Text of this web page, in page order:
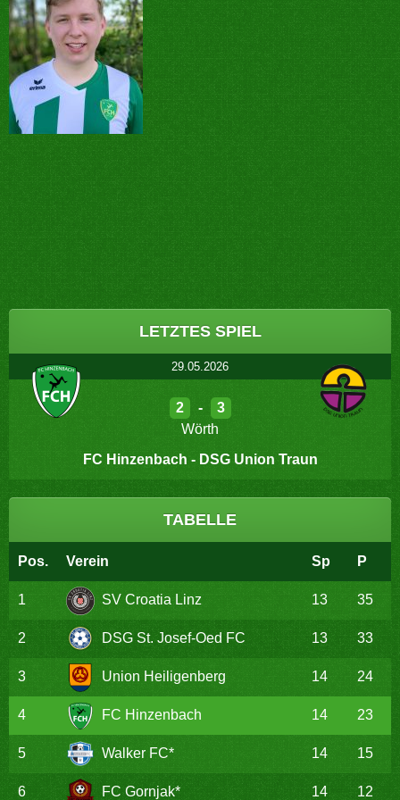
Post
navigation
LETZTES SPIEL
29.05.2026
2 -
3
Wörth
FC Hinzenbach - DSG Union Traun
TABELLE
Pos. Verein Sp P
1 SV Croatia Linz 13 35
2 DSG St. Josef-Oed FC 13 33
3 Union Heiligenberg 14 24
4 FC Hinzenbach 14 23
5 Walker FC* 14 15
6 FC Gornjak* 14 12